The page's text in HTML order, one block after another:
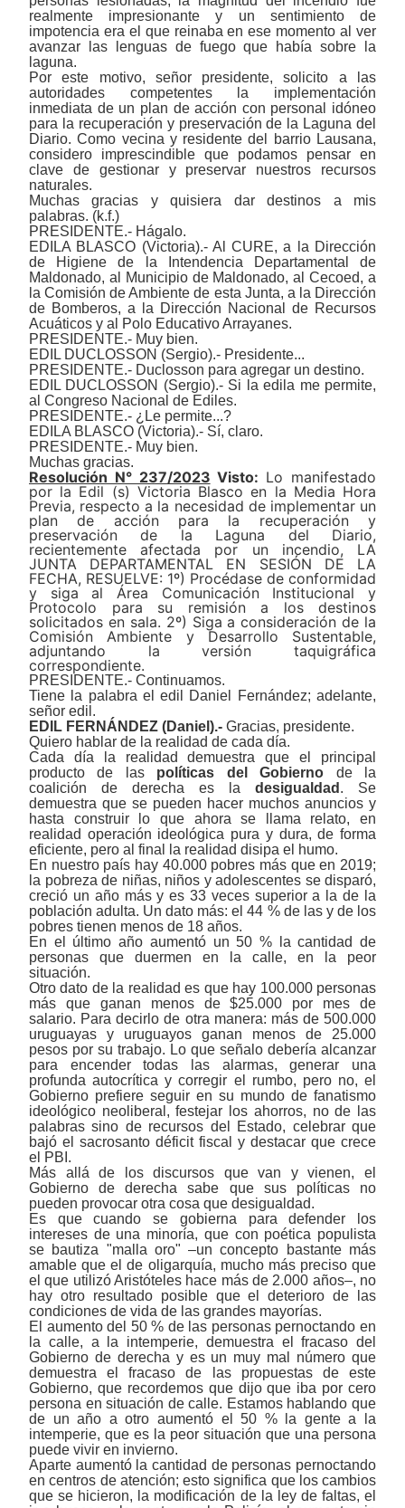
realmente impresionante y un sentimiento de
impotencia era el que reinaba en ese momento al ver
avanzar las lenguas de fuego que había sobre la
laguna.
Por este motivo, señor presidente, solicito a las
autoridades competentes la implementación
inmediata de un plan de acción con personal idóneo
para la recuperación y preservación de la Laguna del
Diario. Como vecina y residente del barrio Lausana,
considero imprescindible que podamos pensar en
clave de gestionar y preservar nuestros recursos
naturales.
Muchas gracias y quisiera dar destinos a mis
palabras. (k.f.)
PRESIDENTE.- Hágalo.
EDILA BLASCO (Victoria).- Al CURE, a la Dirección
de Higiene de la Intendencia Departamental de
Maldonado, al Municipio de Maldonado, al Cecoed, a
la Comisión de Ambiente de esta Junta, a la Dirección
de Bomberos, a la Dirección Nacional de Recursos
Acuáticos y al Polo Educativo Arrayanes.
PRESIDENTE.- Muy bien.
EDIL DUCLOSSON (Sergio).- Presidente...
PRESIDENTE.- Duclosson para agregar un destino.
EDIL DUCLOSSON (Sergio).- Si la edila me permite,
al Congreso Nacional de Ediles.
PRESIDENTE.- ¿Le permite...?
EDILA BLASCO (Victoria).- Sí, claro.
PRESIDENTE.- Muy bien.
Muchas gracias.
Resolución N° 237/2023 Visto: Lo manifestado
por la Edil (s) Victoria Blasco en la Media Hora
Previa, respecto a la necesidad de implementar un
plan de acción para la recuperación y
preservación de la Laguna del Diario,
recientemente afectada por un incendio, LA
JUNTA DEPARTAMENTAL EN SESIÓN DE LA
FECHA, RESUELVE: 1º) Procédase de conformidad
y siga al Área Comunicación Institucional y
Protocolo para su remisión a los destinos
solicitados en sala. 2º) Siga a consideración de la
Comisión Ambiente y Desarrollo Sustentable,
adjuntando la versión taquigráfica
correspondiente.
PRESIDENTE.- Continuamos.
Tiene la palabra el edil Daniel Fernández; adelante,
señor edil.
EDIL FERNÁNDEZ (Daniel).- Gracias, presidente.
Quiero hablar de la realidad de cada día.
Cada día la realidad demuestra que el principal
producto de las políticas del Gobierno de la
coalición de derecha es la desigualdad . Se
demuestra que se pueden hacer muchos anuncios y
hasta construir lo que ahora se llama relato, en
realidad operación ideológica pura y dura, de forma
eficiente, pero al final la realidad disipa el humo.
En nuestro país hay 40.000 pobres más que en 2019;
la pobreza de niñas, niños y adolescentes se disparó,
creció un año más y es 33 veces superior a la de la
población adulta. Un dato más: el 44 % de las y de los
pobres tienen menos de 18 años.
En el último año aumentó un 50 % la cantidad de
personas que duermen en la calle, en la peor
situación.
Otro dato de la realidad es que hay 100.000 personas
más que ganan menos de $25.000 por mes de
salario. Para decirlo de otra manera: más de 500.000
uruguayas y uruguayos ganan menos de 25.000
pesos por su trabajo. Lo que señalo debería alcanzar
para encender todas las alarmas, generar una
profunda autocrítica y corregir el rumbo, pero no, el
Gobierno prefiere seguir en su mundo de fanatismo
ideológico neoliberal, festejar los ahorros, no de las
palabras sino de recursos del Estado, celebrar que
bajó el sacrosanto déficit fiscal y destacar que crece
el PBI.
Más allá de los discursos que van y vienen, el
Gobierno de derecha sabe que sus políticas no
pueden provocar otra cosa que desigualdad.
Es que cuando se gobierna para defender los
intereses de una minoría, que con poética populista
se bautiza "malla oro" ‒un concepto bastante más
amable que el de oligarquía, mucho más preciso que
el que utilizó Aristóteles hace más de 2.000 años‒, no
hay otro resultado posible que el deterioro de las
condiciones de vida de las grandes mayorías.
El aumento del 50 % de las personas pernoctando en
la calle, a la intemperie, demuestra el fracaso del
Gobierno de derecha y es un muy mal número que
demuestra el fracaso de las propuestas de este
Gobierno, que recordemos que dijo que iba por cero
persona en situación de calle. Estamos hablando que
de un año a otro aumentó el 50 % la gente a la
intemperie, que es la peor situación que una persona
puede vivir en invierno.
Aparte aumentó la cantidad de personas pernoctando
en centros de atención; esto significa que los cambios
que se hicieron, la modificación de la ley de faltas, el